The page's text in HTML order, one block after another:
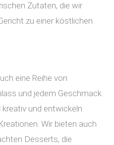
Zutaten, die wir
zu einer köstlichen
eine Reihe von
und jedem Geschmack
und entwickeln
Wir bieten auch
Desserts, die